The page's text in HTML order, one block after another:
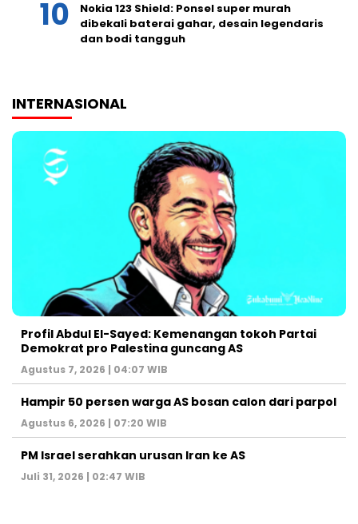
Nokia 123 Shield: Ponsel super murah
dibekali baterai gahar, desain legendaris
dan bodi tangguh
INTERNASIONAL
Profil Abdul El-Sayed: Kemenangan tokoh Partai
Demokrat pro Palestina guncang AS
Agustus 7, 2026 | 04:07 WIB
Hampir 50 persen warga AS bosan calon dari parpol
Agustus 6, 2026 | 07:20 WIB
PM Israel serahkan urusan Iran ke AS
Juli 31, 2026 | 02:47 WIB